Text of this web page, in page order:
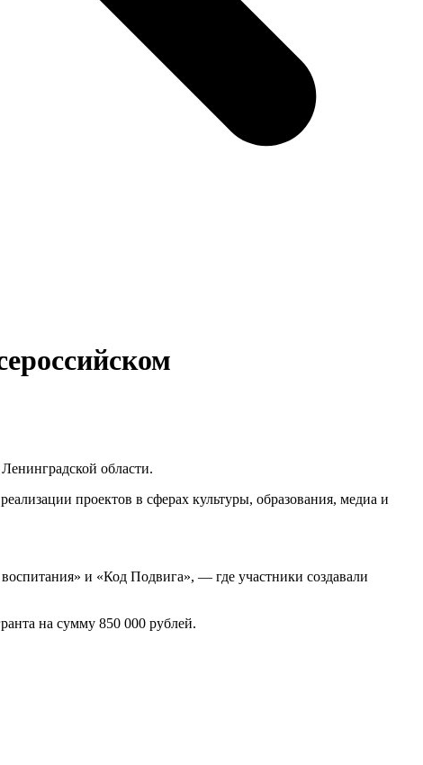
области.
проектов в сферах культуры, образования, медиа и
и «Код Подвига», — где участники создавали
на сумму 850 000 рублей.